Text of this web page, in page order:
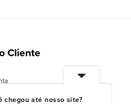
Cliente
chegou até nosso site?